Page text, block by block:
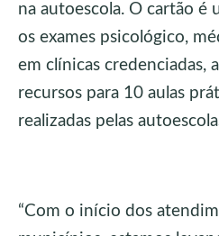
na autoescola. O cartão é
os exames psicológico,
em clínicas credenciadas,
recursos para 10 aulas
realizadas pelas
“Com o início dos